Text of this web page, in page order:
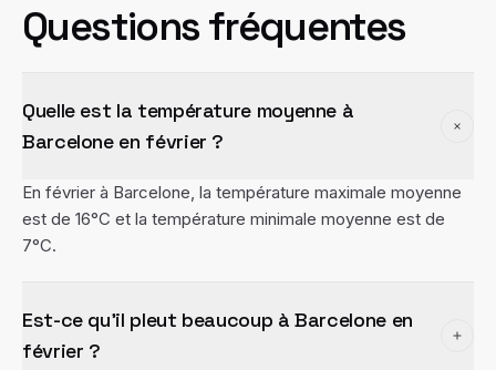
Questions fréquentes
Quelle est la température moyenne à
Barcelone en février ?
En février à Barcelone, la température maximale moyenne
est de 16°C et la température minimale moyenne est de
7°C.
Est-ce qu'il pleut beaucoup à Barcelone en
février ?